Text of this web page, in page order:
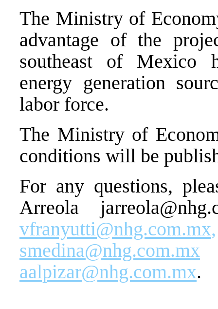
The Ministry of
advantage of the
southeast of Mexico
energy generation
labor force.
The Ministry of
conditions will be
For any questions,
Arreola
vfranyutti@nhg.com.mx,
smedina@nhg.com.mx
aalpizar@nhg.com.mx.